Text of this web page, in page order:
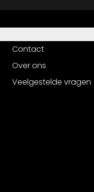
Contact
Over ons
Veelgestelde vragen